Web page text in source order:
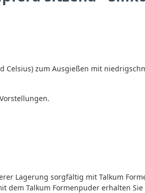
zum Ausgießen mit
Lagerung sorgfältig mit Talkum
Talkum Formenpuder erhalten